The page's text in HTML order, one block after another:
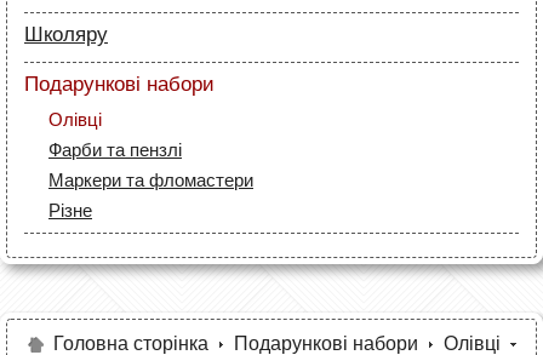
Лайнери (рапідографи)
Аксесуари для дизайнерів
Олівці
Полотна та папір
Пензлі й мастихіни
Мольберти і етюдники
Рапідографи і лайнери
Аксесуари для художників
Папір
Лайнери
Маркери
Олівці
Все для креслення
Аксесуари для студентів
Школяру
Папір
Маркери
Фарби та пензлі
Все для креслення
Все для творчості
Олівці та фломастери
Подарункові набори
Олівці
Фарби та пензлі
Маркери та фломастери
Різне
Головна сторінка Подарункові набори Олівці